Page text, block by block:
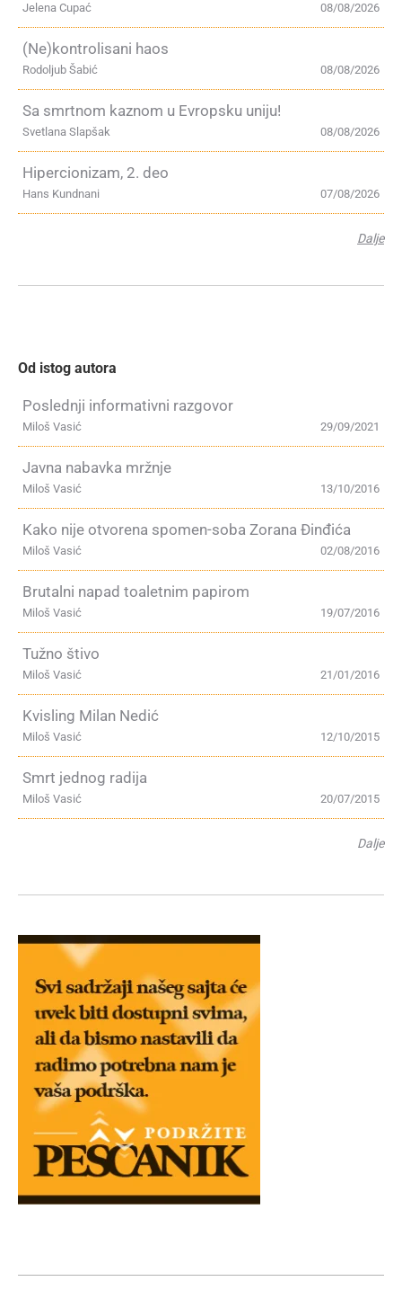
08/08/2026
Jelena Cupać
(Ne)kontrolisani haos
08/08/2026
Rodoljub Šabić
Sa smrtnom kaznom u Evropsku uniju!
08/08/2026
Svetlana Slapšak
Hipercionizam, 2. deo
07/08/2026
Hans Kundnani
Dalje
Od istog autora
Poslednji informativni razgovor
29/09/2021
Miloš Vasić
Javna nabavka mržnje
13/10/2016
Miloš Vasić
Kako nije otvorena spomen-soba Zorana Đinđića
02/08/2016
Miloš Vasić
Brutalni napad toaletnim papirom
19/07/2016
Miloš Vasić
Tužno štivo
21/01/2016
Miloš Vasić
Kvisling Milan Nedić
12/10/2015
Miloš Vasić
Smrt jednog radija
20/07/2015
Miloš Vasić
Dalje